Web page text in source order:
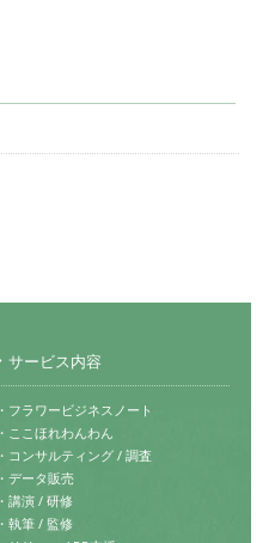
サービス内容
・フラワービジネスノート
・ここほれわんわん
・コンサルティング / 調査
・データ販売
・講演 / 研修
・執筆 / 監修